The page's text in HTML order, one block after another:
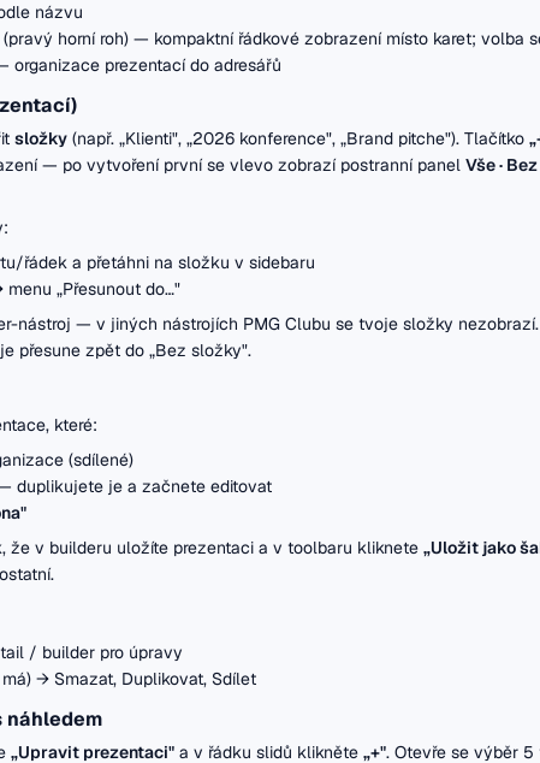
názvu
(pravý horní roh) — kompaktní řádkové zobrazení místo karet; volba
organizace prezentací do adresářů
složky (např. „Klienti", „2026 konference", „Brand pitche"). Tlačítko
— po vytvoření první se vlevo zobrazí postranní panel Vše ·
řádek a přetáhni na složku v sidebaru
„Přesunout do…"
nástroj — v jiných nástrojích PMG Clubu se tvoje složky
přesune zpět do „Bez složky".
které:
(sdílené)
duplikujete je a začnete editovat
že v builderu uložíte prezentaci a v toolbaru kliknete „Uložit jako
/ builder pro úpravy
→ Smazat, Duplikovat, Sdílet
„Upravit prezentaci" a v řádku slidů klikněte „+". Otevře se výběr